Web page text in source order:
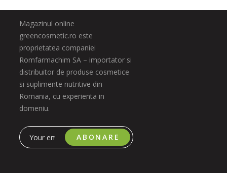
Magazinul online
greencosmetic.ro este
proprietatea companiei
Romfarmachim SA – importator si
distribuitor de produse cosmetice
si suplimente nutritive din
Romania, cu experienta in
domeniu.
ABONARE